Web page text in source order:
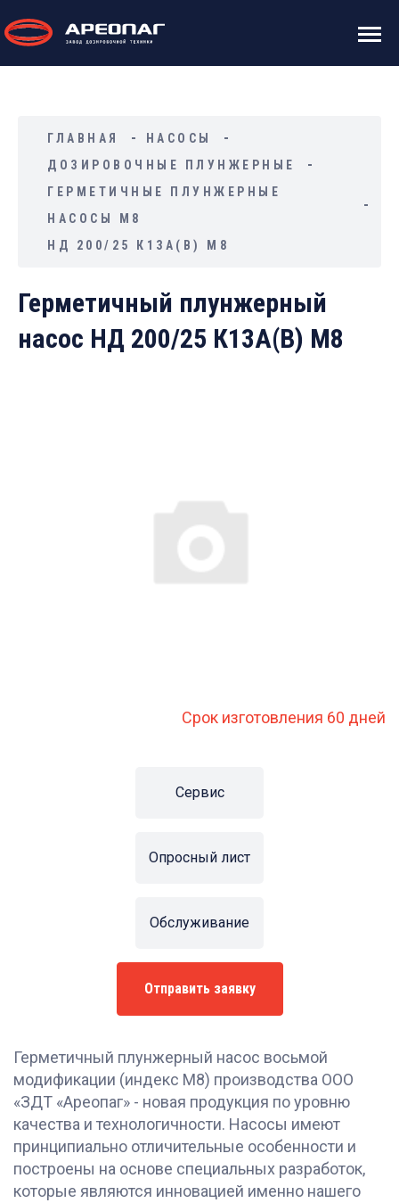
ГЛАВНАЯ
НАСОСЫ
ДОЗИРОВОЧНЫЕ ПЛУНЖЕРНЫЕ
ГЕРМЕТИЧНЫЕ ПЛУНЖЕРНЫЕ
НАСОСЫ М8
НД 200/25 К13А(В) М8
Герметичный плунжерный
насос НД 200/25 К13А(В) М8
Срок изготовления 60 дней
Сервис
Опросный лист
Обслуживание
Отправить заявку
Герметичный плунжерный насос восьмой
модификации (индекс М8) производства ООО
«ЗДТ «Ареопаг» - новая продукция по уровню
качества и технологичности. Насосы имеют
принципиально отличительные особенности и
построены на основе специальных разработок,
которые являются инновацией именно нашего